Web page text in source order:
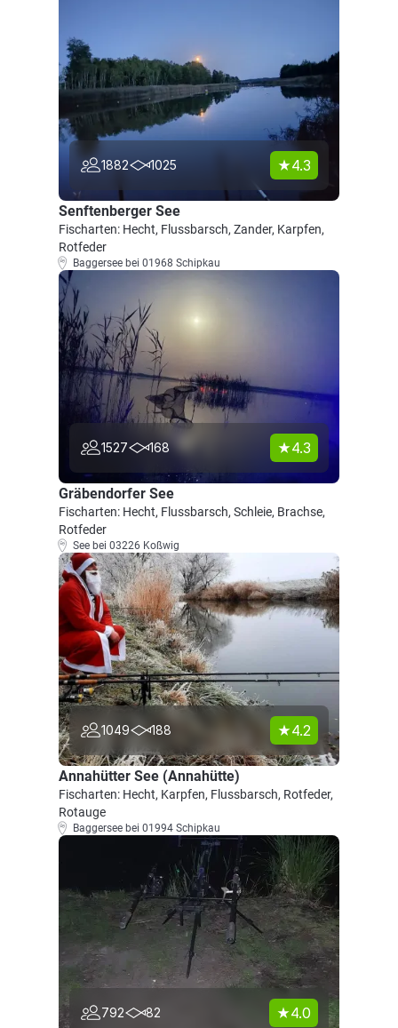
1882 1025 4.3
Senftenberger See
Fischarten: Hecht, Flussbarsch, Zander, Karpfen,
Rotfeder
Baggersee bei 01968 Schipkau
1527 168 4.3
Gräbendorfer See
Fischarten: Hecht, Flussbarsch, Schleie, Brachse,
Rotfeder
See bei 03226 Koßwig
1049 188 4.2
Annahütter See (Annahütte)
Fischarten: Hecht, Karpfen, Flussbarsch, Rotfeder,
Rotauge
Baggersee bei 01994 Schipkau
792 82 4.0